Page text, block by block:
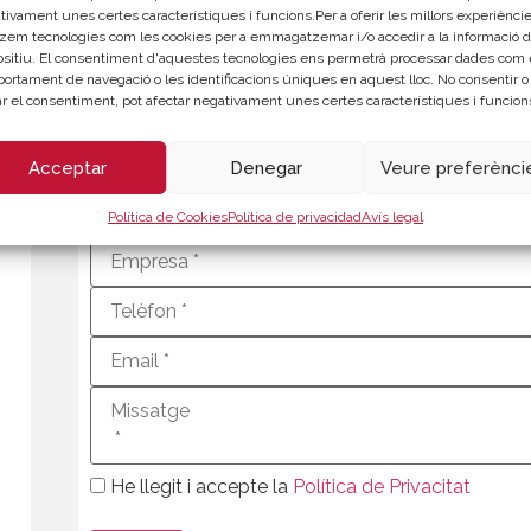
unes certes característiques i funcions.Per a oferir les millors
tecnologies com les cookies per a emmagatzemar i/o accedir a la informació
El consentiment d'aquestes tecnologies ens permetrà processar dades com
de navegació o les identificacions úniques en aquest lloc. No consentir o
el consentiment, pot afectar negativament unes certes característiques i
Acceptar Denegar Veure
Política de CookiesPolítica de privacidadAvís legal
de marca, promoció comercial i activitats de comunicació
He llegit i accepte la Política de Privacitat